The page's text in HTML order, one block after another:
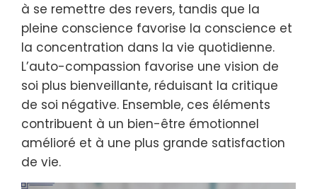
à se remettre des revers, tandis que la
pleine conscience favorise la conscience et
la concentration dans la vie quotidienne.
L’auto-compassion favorise une vision de
soi plus bienveillante, réduisant la critique
de soi négative. Ensemble, ces éléments
contribuent à un bien-être émotionnel
amélioré et à une plus grande satisfaction
de vie.